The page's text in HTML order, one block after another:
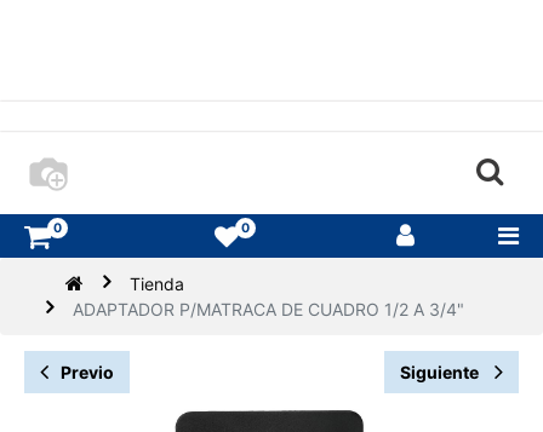
0 0
Tienda
ADAPTADOR P/MATRACA DE CUADRO 1/2 A 3/4"
Previo Siguiente